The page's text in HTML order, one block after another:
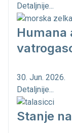
Detaljnije...
Humana
30. Jun. 2026.
Detaljnije...
Stanje